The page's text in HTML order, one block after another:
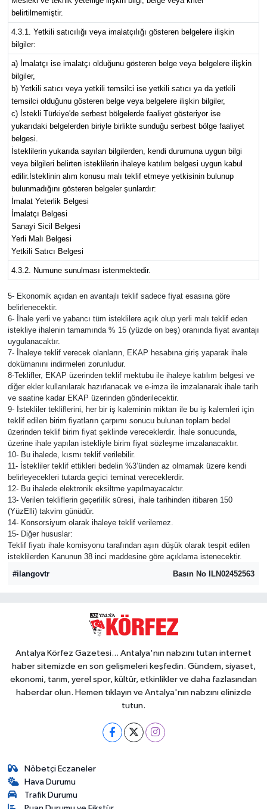
belirtilmemiştir.
4.3.1. Yetkili satıcılığı veya imalatçılığı gösteren belgelere ilişkin
bilgiler:
a) İmalatçı ise imalatçı olduğunu gösteren belge veya belgelere ilişkin
bilgiler,
b) Yetkili satıcı veya yetkili temsilci ise yetkili satıcı ya da yetkili
temsilci olduğunu gösteren belge veya belgelere ilişkin bilgiler,
c) İstekli Türkiye'de serbest bölgelerde faaliyet gösteriyor ise
yukarıdaki belgelerden biriyle birlikte sunduğu serbest bölge faaliyet
belgesi.
İsteklilerin yukarıda sayılan bilgilerden, kendi durumuna uygun bilgi
veya bilgileri belirten isteklilerin ihaleye katılım belgesi uygun kabul
edilir.İsteklinin alım konusu malı teklif etmeye yetkisinin bulunup
bulunmadığını gösteren belgeler şunlardır:
İmalat Yeterlik Belgesi
İmalatçı Belgesi
Sanayi Sicil Belgesi
Yerli Malı Belgesi
Yetkili Satıcı Belgesi
4.3.2. Numune sunulması istenmektedir.
5- Ekonomik açıdan en avantajlı teklif sadece fiyat esasına göre
belirlenecektir.
6- İhale yerli ve yabancı tüm isteklilere açık olup yerli malı teklif eden
istekliye ihalenin tamamında % 15 (yüzde on beş) oranında fiyat avantajı
uygulanacaktır.
7- İhaleye teklif verecek olanların, EKAP hesabına giriş yaparak ihale
dokümanını indirmeleri zorunludur.
8-Teklifler, EKAP üzerinden teklif mektubu ile ihaleye katılım belgesi ve
diğer ekler kullanılarak hazırlanacak ve e-imza ile imzalanarak ihale tarih
ve saatine kadar EKAP üzerinden gönderilecektir.
9- İstekliler tekliflerini, her bir iş kaleminin miktarı ile bu iş kalemleri için
teklif edilen birim fiyatların çarpımı sonucu bulunan toplam bedel
üzerinden teklif birim fiyat şeklinde vereceklerdir. İhale sonucunda,
üzerine ihale yapılan istekliyle birim fiyat sözleşme imzalanacaktır.
10- Bu ihalede, kısmı teklif verilebilir.
11- İstekliler teklif ettikleri bedelin %3’ünden az olmamak üzere kendi
belirleyecekleri tutarda geçici teminat vereceklerdir.
12- Bu ihalede elektronik eksiltme yapılmayacaktır.
13- Verilen tekliflerin geçerlilik süresi, ihale tarihinden itibaren 150
(YüzElli) takvim günüdür.
14- Konsorsiyum olarak ihaleye teklif verilemez.
15- Diğer hususlar:
Teklif fiyatı ihale komisyonu tarafından aşırı düşük olarak tespit edilen
isteklilerden Kanunun 38 inci maddesine göre açıklama istenecektir.
#ilangovtr
Basın No ILN02452563
Antalya Körfez Gazetesi... Antalya'nın nabzını tutan internet
haber sitemizde en son gelişmeleri keşfedin. Gündem, siyaset,
ekonomi, tarım, yerel spor, kültür, etkinlikler ve daha fazlasından
haberdar olun. Hemen tıklayın ve Antalya'nın nabzını elinizde
tutun.
Nöbetçi Eczaneler
Hava Durumu
Trafik Durumu